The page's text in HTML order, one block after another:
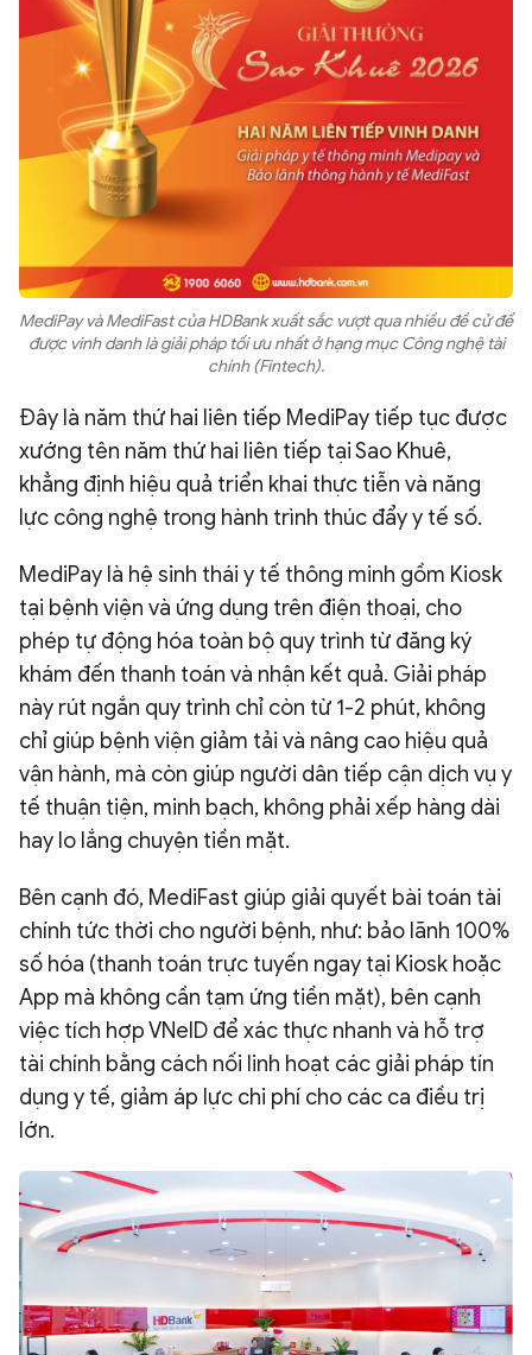
MediPay và MediFast của HDBank xuất sắc vượt qua nhiều đề cử để
được vinh danh là giải pháp tối ưu nhất ở hạng mục Công nghệ tài
chính (Fintech).
Đây là năm thứ hai liên tiếp MediPay tiếp tục được
xướng tên năm thứ hai liên tiếp tại Sao Khuê,
khẳng định hiệu quả triển khai thực tiễn và năng
lực công nghệ trong hành trình thúc đẩy y tế số.
MediPay là hệ sinh thái y tế thông minh gồm Kiosk
tại bệnh viện và ứng dụng trên điện thoại, cho
phép tự động hóa toàn bộ quy trình từ đăng ký
khám đến thanh toán và nhận kết quả. Giải pháp
này rút ngắn quy trình chỉ còn từ 1-2 phút, không
chỉ giúp bệnh viện giảm tải và nâng cao hiệu quả
vận hành, mà còn giúp người dân tiếp cận dịch vụ y
tế thuận tiện, minh bạch, không phải xếp hàng dài
hay lo lắng chuyện tiền mặt.
Bên cạnh đó, MediFast giúp giải quyết bài toán tài
chính tức thời cho người bệnh, như: bảo lãnh 100%
số hóa (thanh toán trực tuyến ngay tại Kiosk hoặc
App mà không cần tạm ứng tiền mặt), bên cạnh
việc tích hợp VNeID để xác thực nhanh và hỗ trợ
tài chính bằng cách nối linh hoạt các giải pháp tín
dụng y tế, giảm áp lực chi phí cho các ca điều trị
lớn.